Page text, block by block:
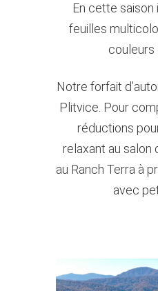
En cette
feuilles
couleurs
Notre forfait
Plitvice. Pour
réductions
relaxant au salon
au Ranch Terra à
avec